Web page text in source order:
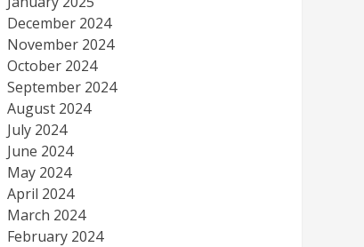
December 2024
November 2024
October 2024
September 2024
August 2024
July 2024
June 2024
May 2024
April 2024
March 2024
February 2024